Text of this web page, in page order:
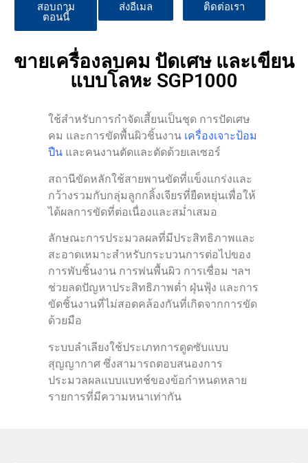
สอบถาม
ตอนนี้
ส่งอีเมล ติดต่อเรา
ขายเครื่องลบคม ปัดเศษ และเขียน
แบบโลหะ SGP1000
ใช้สำหรับการกำจัดเสี้ยนเป็นชุด การปัดเศษ
คม และการขัดพื้นผิวชิ้นงาน เครื่องเจาะป้อม
ปืน และคนงานตัดและตัดด้วยเลเซอร์
สถานีขัดหลักใช้สายพานขัดที่แข็งแกร่งและ
กว้างรวมกับกลุ่มลูกกลิ้งเจียรที่ยืดหยุ่นเพื่อให้
ได้ผลการขัดที่ต่อเนื่องและสม่ำเสมอ
ลักษณะการประมวลผลที่มีประสิทธิภาพและ
สะอาดเหมาะสำหรับกระบวนการต่อไปของ
การพับชิ้นงาน การพ่นพื้นผิว การเชื่อม ฯลฯ
ช่วยลดปัญหาประสิทธิภาพต่ำ ฝุ่นฟุ้ง และการ
ขัดชิ้นงานที่ไม่สอดคล้องกันที่เกิดจากการขัด
ด้วยมือ
ระบบลำเลียงใช้ประเภทการดูดซับแบบ
สุญญากาศ ซึ่งสามารถตอบสนองการ
ประมวลผลแบบแบทช์ของข้อกำหนดหลาย
รายการที่มีความหนาเท่ากัน